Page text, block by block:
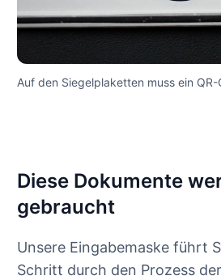
Auf den Siegelplaketten muss ein
Diese Dokumente
gebraucht
Unsere Eingabemaske führt
Schritt durch den Prozess